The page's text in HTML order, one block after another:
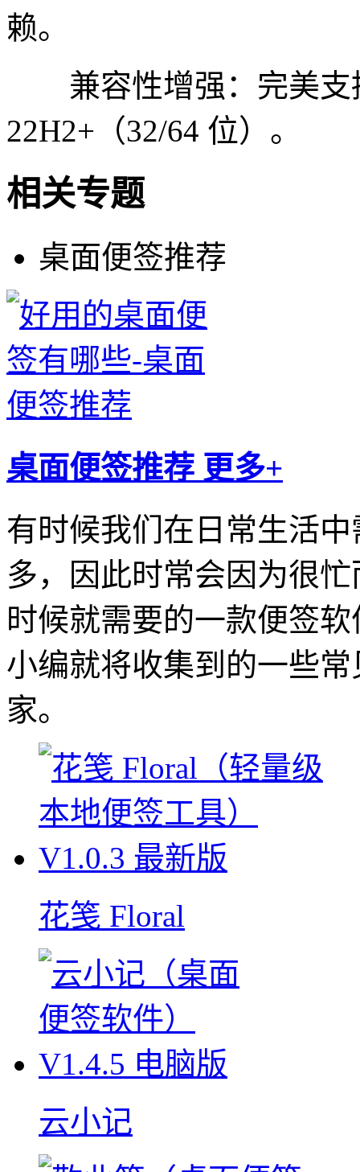
赖。
兼容性增强：完美支
22H2+（32/64 位）。
相关专题
桌面便签推荐
桌面便签推荐 更多+
有时候我们在日常生活
多，因此时常会因为很
时候就需要的一款便签
小编就将收集到的一些
家。
花笺 Floral
云小记